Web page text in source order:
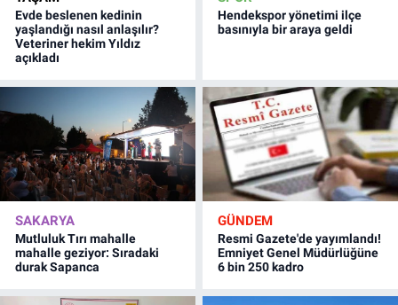
Evde beslenen kedinin
yaşlandığı nasıl anlaşılır?
Veteriner hekim Yıldız
açıkladı
Hendekspor yönetimi ilçe
basınıyla bir araya geldi
SAKARYA
Mutluluk Tırı mahalle
mahalle geziyor: Sıradaki
durak Sapanca
GÜNDEM
Resmi Gazete'de yayımlandı!
Emniyet Genel Müdürlüğüne
6 bin 250 kadro